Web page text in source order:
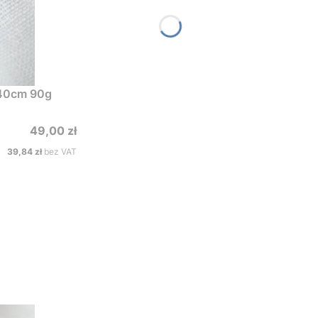
90g
Cena
49,00 zł
Cena
39,84 zł bez VAT